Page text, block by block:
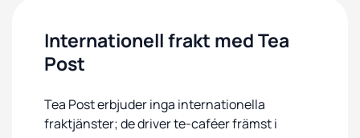
Internationell frakt med Tea
Post
Tea Post erbjuder inga internationella
fraktjänster; de driver te-caféer främst i